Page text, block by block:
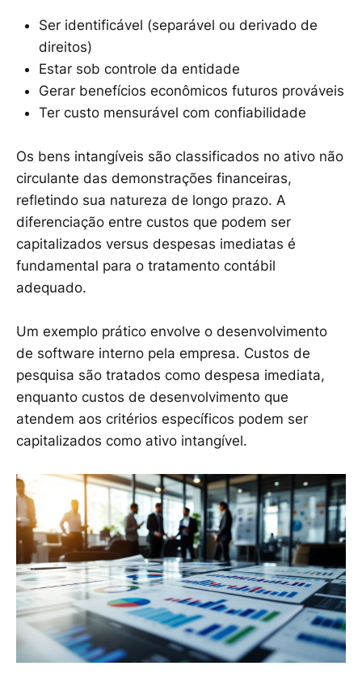
Ser identificável (separável ou derivado de
direitos)
Estar sob controle da entidade
Gerar benefícios econômicos futuros prováveis
Ter custo mensurável com confiabilidade
Os bens intangíveis são classificados no ativo não
circulante das demonstrações financeiras,
refletindo sua natureza de longo prazo. A
diferenciação entre custos que podem ser
capitalizados versus despesas imediatas é
fundamental para o tratamento contábil
adequado.
Um exemplo prático envolve o desenvolvimento
de software interno pela empresa. Custos de
pesquisa são tratados como despesa imediata,
enquanto custos de desenvolvimento que
atendem aos critérios específicos podem ser
capitalizados como ativo intangível.